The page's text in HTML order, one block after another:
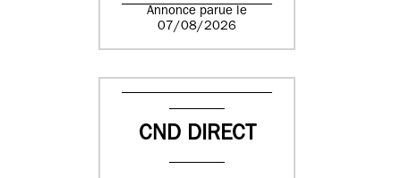
Annonce parue le
07/08/2026
CND DIRECT